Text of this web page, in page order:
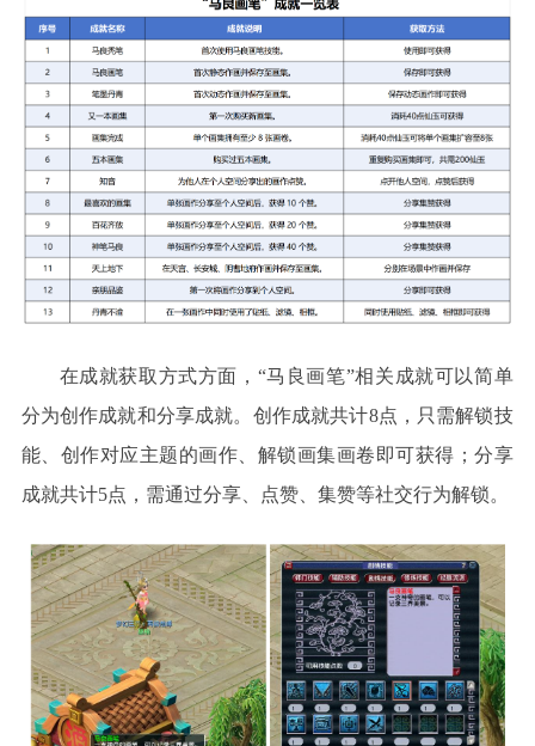
在成就获取方式方面， “马良画笔”相关成就可以简单
分为创作成就和分享成就。创作成就共计8点，只需解锁技
能、创作对应主题的画作、解锁画集画卷即可获得；分享
成就共计5点，需通过分享、点赞、集赞等社交行为解锁。